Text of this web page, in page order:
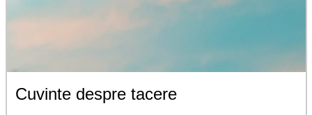
Cuvinte despre tacere